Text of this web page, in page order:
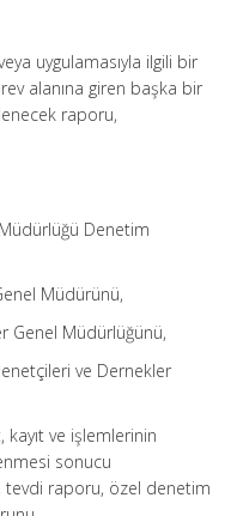
uygulamasıyla ilgili bir
alanına giren başka bir
raporu,
Denetim
Müdürünü,
Genel Müdürlüğünü,
ve Dernekler
ve işlemlerinin
sonucu
raporu, özel denetim